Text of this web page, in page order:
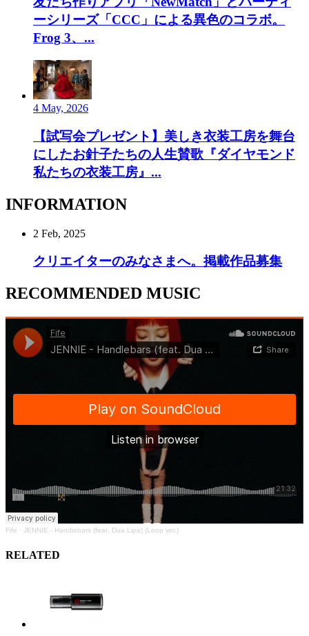
ーシリーズ「CCC」による異色のコラボ。
Frog 3、...
4 May, 2026
【試写会プレゼント】美しき衣装工房を舞台
にしたお針子たちの人生賛歌『ダイヤモンド
私たちの衣装工房』...
INFORMATION
2 Feb, 2025
クリエイターのみなさまへ。掲載作品募集
RECOMMENDED MUSIC
Fife · JENNIE - Handlebars (feat. Dua Lipa) (Loop ver.)
RELATED